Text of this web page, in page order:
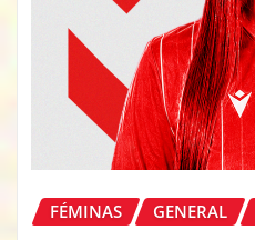
FÉMINAS GENERAL